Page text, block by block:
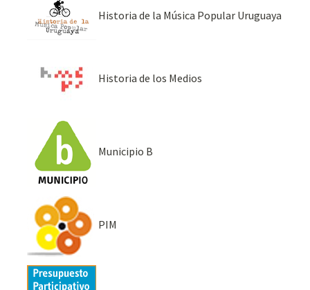
Historia de la Música Popular Uruguaya
Historia de los Medios
Municipio B
PIM